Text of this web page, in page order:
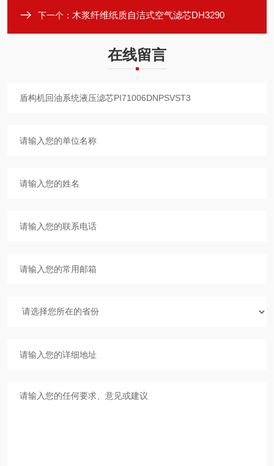
下一个： 木浆纤维纸质自洁式空气滤芯DH3290
在线留言